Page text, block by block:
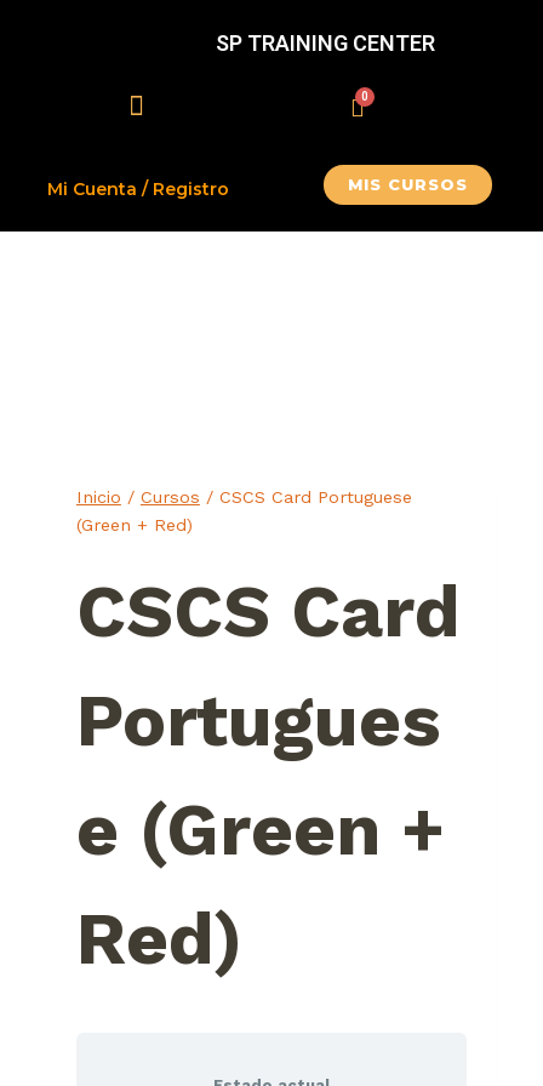
SP TRAINING CENTER
Mi Cuenta / Registro MIS CURSOS
Inicio / Cursos / CSCS Card Portuguese
(Green + Red)
CSCS Card
Portugues
e (Green +
Red)